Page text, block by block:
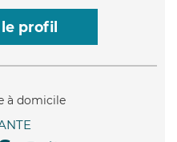
profil